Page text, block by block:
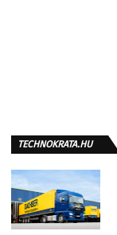
TECHNOKRATA.HU